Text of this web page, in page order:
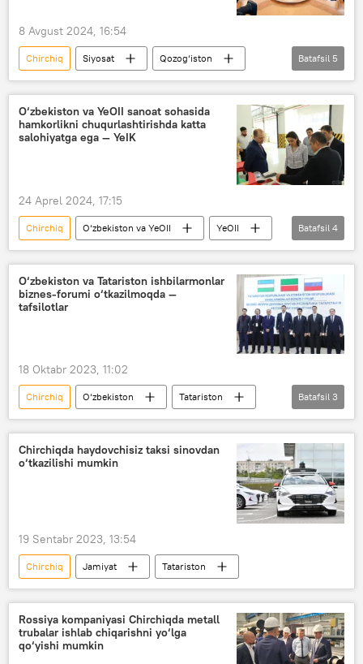
8 Avgust 2024, 16:54
Chirchiq Siyosat
Qozog‘iston
O‘zbekiston
Shavkat Mirziyoyev
Qasim-Jomart Toqayev
OTM
Ostona
Batafsil 5
O‘zbekiston va YeOII sanoat sohasida
hamkorlikni chuqurlashtirishda katta
salohiyatga ega — YeIK
24 Aprel 2024, 17:15
Chirchiq O‘zbekiston va YeOII
YeOII
O‘zbekiston
texnopark
YeIK
Iqtisod
Batafsil 4
O‘zbekiston va Tatariston ishbilarmonlar
biznes-forumi o‘tkazilmoqda —
tafsilotlar
18 Oktabr 2023, 11:02
Chirchiq O‘zbekiston
Tatariston
biznes
forum Iqtisod
Batafsil 3
Chirchiqda haydovchisiz taksi sinovdan
o‘tkazilishi mumkin
19 Sentabr 2023, 13:54
Chirchiq Jamiyat Tatariston
Rossiya kompaniyasi Chirchiqda metall
trubalar ishlab chiqarishni yo‘lga
qo‘yishi mumkin